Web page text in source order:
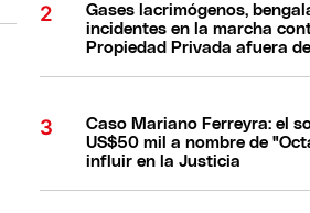
Gases lacrimógenos,
incidentes en la marcha
Propiedad Privada afuera
Caso Mariano Ferreyra: el
US$50 mil a nombre de
influir en la Justicia